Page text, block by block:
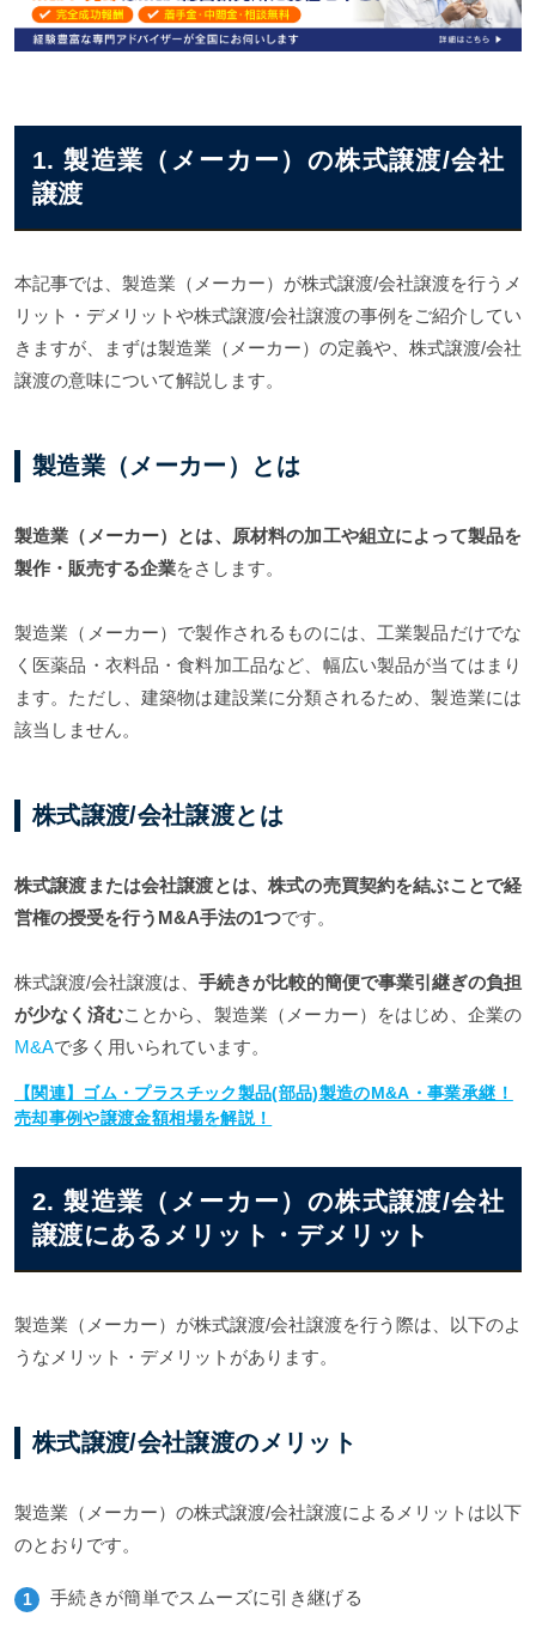
1. 製造業（メーカー）の株式譲渡/会社
譲渡
本記事では、製造業（メーカー）が株式譲渡/会社譲渡を行うメ
リット・デメリットや株式譲渡/会社譲渡の事例をご紹介してい
きますが、まずは製造業（メーカー）の定義や、株式譲渡/会社
譲渡の意味について解説します。
製造業（メーカー）とは
製造業（メーカー）とは、原材料の加工や組立によって製品を
製作・販売する企業をさします。
製造業（メーカー）で製作されるものには、工業製品だけでな
く医薬品・衣料品・食料加工品など、幅広い製品が当てはまり
ます。ただし、建築物は建設業に分類されるため、製造業には
該当しません。
株式譲渡/会社譲渡とは
株式譲渡または会社譲渡とは、株式の売買契約を結ぶことで経
営権の授受を行うM&A手法の1つです。
株式譲渡/会社譲渡は、 手続きが比較的簡便で事業引継ぎの負担
が少なく済むことから、製造業（メーカー）をはじめ、企業の
M&Aで多く用いられています。
【関連】ゴム・プラスチック製品(部品)製造のM&A・事業承継！
売却事例や譲渡金額相場を解説！
2. 製造業（メーカー）の株式譲渡/会社
譲渡にあるメリット・デメリット
製造業（メーカー）が株式譲渡/会社譲渡を行う際は、以下のよ
うなメリット・デメリットがあります。
株式譲渡/会社譲渡のメリット
製造業（メーカー）の株式譲渡/会社譲渡によるメリットは以下
のとおりです。
手続きが簡単でスムーズに引き継げる